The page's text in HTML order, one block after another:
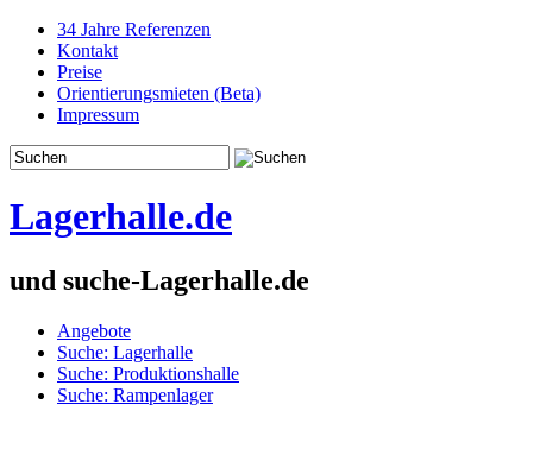
34 Jahre Referenzen
Kontakt
Preise
Orientierungsmieten (Beta)
Impressum
Lagerhalle.de
und suche-Lagerhalle.de
Angebote
Suche: Lagerhalle
Suche: Produktionshalle
Suche: Rampenlager